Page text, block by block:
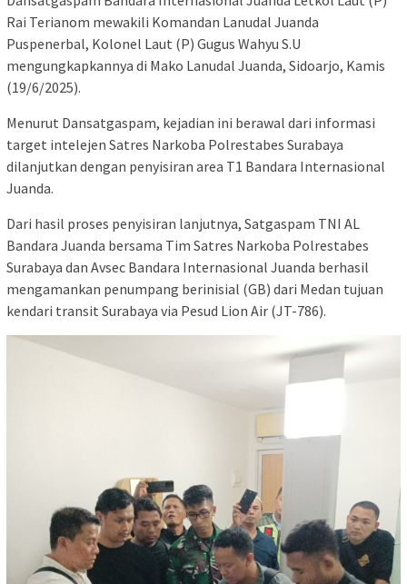
Rai Terianom mewakili Komandan Lanudal Juanda
Puspenerbal, Kolonel Laut (P) Gugus Wahyu S.U
mengungkapkannya di Mako Lanudal Juanda, Sidoarjo, Kamis
(19/6/2025).
Menurut Dansatgaspam, kejadian ini berawal dari informasi
target intelejen Satres Narkoba Polrestabes Surabaya
dilanjutkan dengan penyisiran area T1 Bandara Internasional
Juanda.
‎Dari hasil proses penyisiran lanjutnya, Satgaspam TNI AL
Bandara Juanda bersama Tim Satres Narkoba Polrestabes
Surabaya dan Avsec Bandara Internasional Juanda berhasil
mengamankan penumpang berinisial (GB) dari Medan tujuan
kendari transit Surabaya via Pesud Lion Air (JT-786).